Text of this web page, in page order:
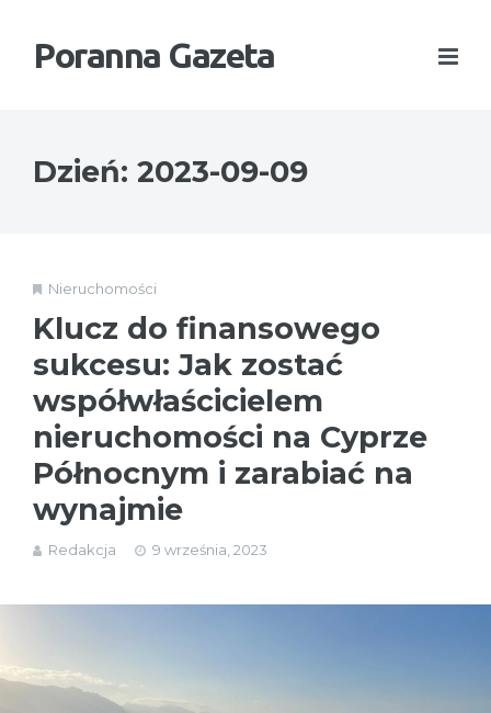
Poranna Gazeta
Dzień: 2023-09-09
Nieruchomości
Klucz do finansowego
sukcesu: Jak zostać
współwłaścicielem
nieruchomości na Cyprze
Północnym i zarabiać na
wynajmie
Redakcja 9 września, 2023